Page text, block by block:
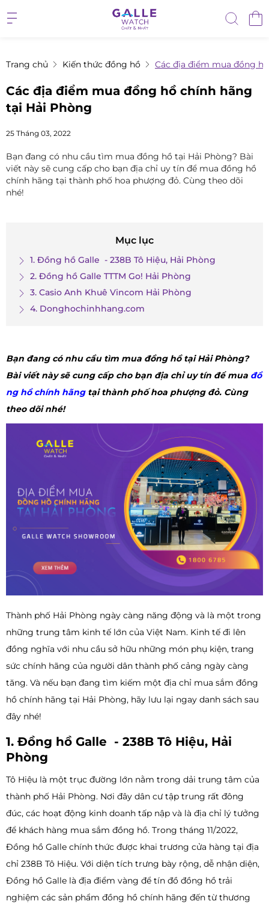
Trang chủ Kiến thức đồng hồ Các địa điểm mua đồng
Các địa điểm mua đồng hồ chính hãng
tại Hải Phòng
25 Tháng 03, 2022
Bạn đang có nhu cầu tìm mua đồng hồ tại Hải Phòng? Bài
viết này sẽ cung cấp cho bạn địa chỉ uy tín để mua đồng hồ
chính hãng tại thành phố hoa phượng đỏ. Cùng theo dõi
nhé!
Mục lục
1. Đồng hồ Galle - 238B Tô Hiệu, Hải Phòng
2. Đồng hồ Galle TTTM Go! Hải Phòng
3. Casio Anh Khuê Vincom Hải Phòng
4. Donghochinhhang.com
Bạn đang có nhu cầu tìm mua đồng hồ tại Hải Phòng?
Bài viết này sẽ cung cấp cho bạn địa chỉ uy tín để mua đồ
ng hồ chính hãngtại thành phố hoa phượng đỏ. Cùng
theo dõi nhé!
Thành phố Hải Phòng ngày càng năng động và là một trong
những trung tâm kinh tế lớn của Việt Nam. Kinh tế đi lên
đồng nghĩa với nhu cầu sở hữu những món phụ kiện, trang
sức chính hãng của người dân thành phố cảng ngày càng
tăng. Và nếu bạn đang tìm kiếm một địa chỉ mua sắm đồng
hồ chính hãng tại Hải Phòng, hãy lưu lại ngay danh sách sau
đây nhé!
1. Đồng hồ Galle - 238B Tô Hiệu, Hải
Phòng
Tô Hiệu là một trục đường lớn nằm trong dải trung tâm của
thành phố Hải Phòng. Nơi đây dân cư tập trung rất đông
đúc, các hoạt động kinh doanh tấp nập và là địa chỉ lý tưởng
để khách hàng mua sắm đồng hồ. Trong tháng 11/2022,
Đồng hồ Galle chính thức được khai trương cửa hàng tại địa
chỉ 238B Tô Hiệu. Với diện tích trưng bày rộng, dễ nhận diện,
Đồng hồ Galle là địa điểm vàng để tín đồ đồng hồ trải
nghiệm các sản phẩm đồng hồ chính hãng đến từ thương